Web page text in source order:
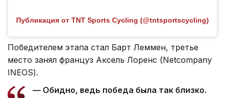
Публикация от TNT Sports Cycling (@tntsportscycling)
Победителем этапа стал Барт Леммен, третье
место занял француз Аксель Лоренс (Netcompany
INEOS).
— Обидно, ведь победа была так близко.